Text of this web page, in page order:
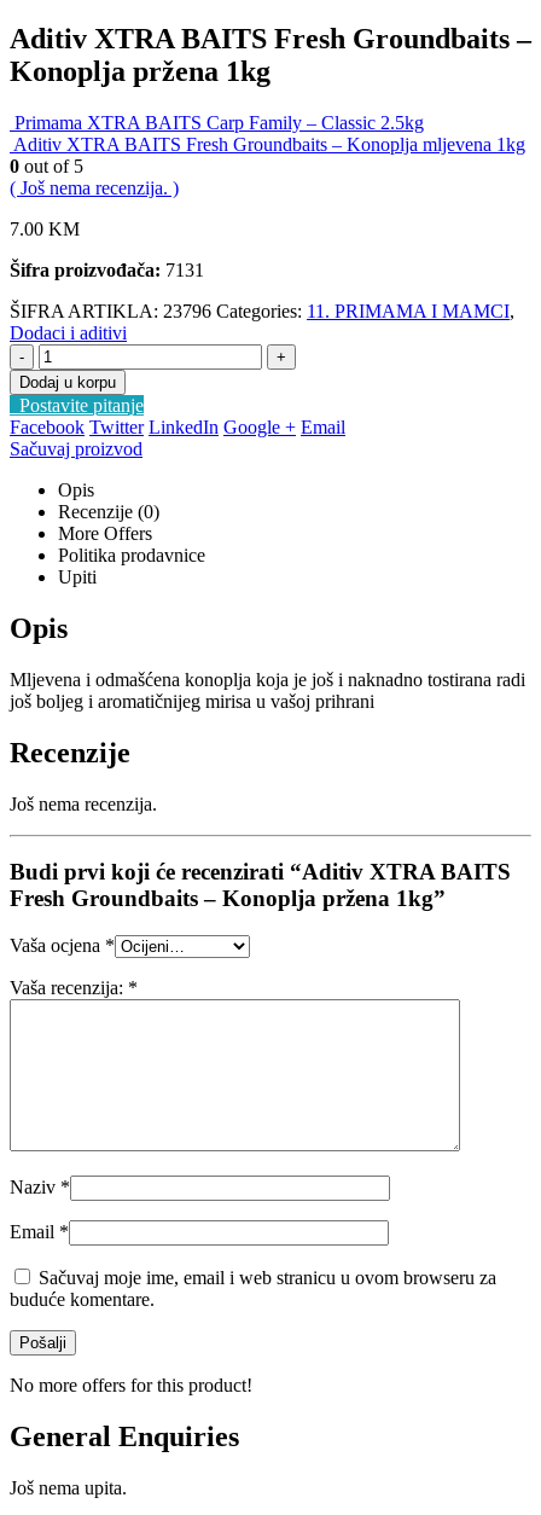
Aditiv XTRA BAITS Fresh Groundbaits –
Konoplja pržena 1kg
Primama XTRA BAITS Carp Family – Classic 2.5kg
Aditiv XTRA BAITS Fresh Groundbaits – Konoplja mljevena 1kg
0 out of 5
( Još nema recenzija. )
7.00 KM
Šifra proizvođača: 7131
ŠIFRA ARTIKLA: 23796 Categories: 11. PRIMAMA I MAMCI,
Dodaci i aditivi
-
+
Dodaj u korpu
Postavite pitanje
Facebook Twitter LinkedIn Google + Email
Sačuvaj proizvod
Opis
Recenzije (0)
More Offers
Politika prodavnice
Upiti
Opis
Mljevena i odmašćena konoplja koja je još i naknadno tostirana radi
još boljeg i aromatičnijeg mirisa u vašoj prihrani
Recenzije
Još nema recenzija.
Budi prvi koji će recenzirati “Aditiv XTRA BAITS
Fresh Groundbaits – Konoplja pržena 1kg”
Vaša ocjena *
Vaša recenzija: *
Naziv *
Email *
Sačuvaj moje ime, email i web stranicu u ovom browseru za
buduće komentare.
No more offers for this product!
General Enquiries
Još nema upita.